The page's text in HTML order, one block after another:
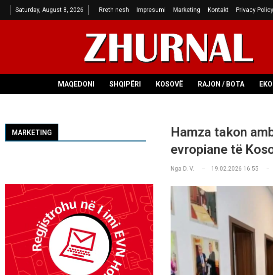
Saturday, August 8, 2026 Rreth nesh Impresumi Marketing Kontakt Privacy Policy
MAQEDONI SHQIPËRI KOSOVË RAJON / BOTA
Hamza takon
evropiane të
Nga D. V. 19.02.2026 16:55
MARKETING